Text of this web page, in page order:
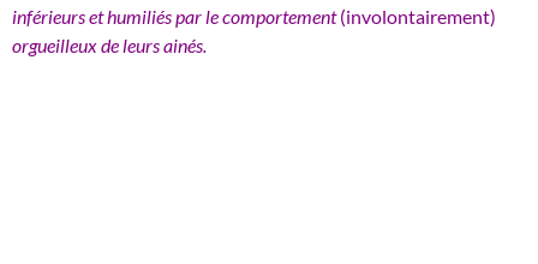
inférieurs et humiliés par le comportement(involontairement)
orgueilleux de leurs ainés.